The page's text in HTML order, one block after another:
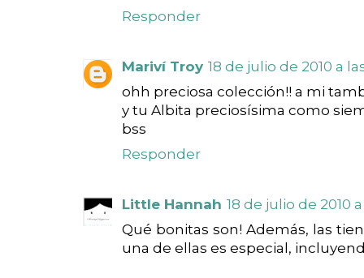
Responder
Mariví Troy 18 de julio de 2010 a las
ohh preciosa colección!! a mi
y tu Albita preciosísima como
bss
Responder
Little Hannah 18 de julio de 2010 a
Qué bonitas son! Además, las
una de ellas es especial,